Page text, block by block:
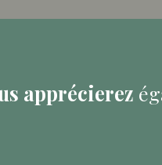
apprécierez